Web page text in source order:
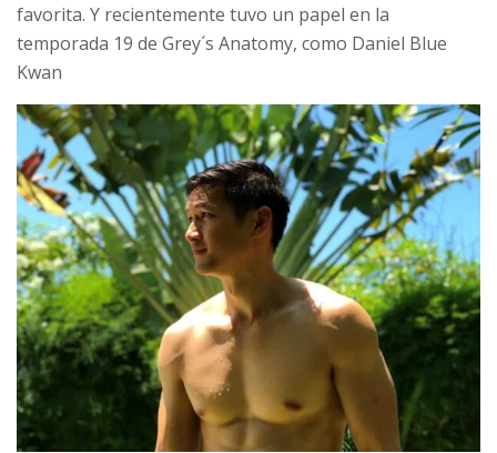
favorita. Y recientemente tuvo un papel en la
temporada 19 de Grey´s Anatomy, como Daniel Blue
Kwan